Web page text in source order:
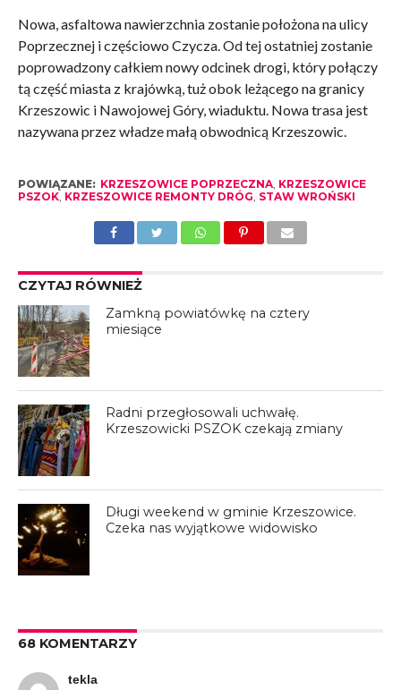
Nowa, asfaltowa nawierzchnia zostanie położona na ulicy
Poprzecznej i częściowo Czycza. Od tej ostatniej zostanie
poprowadzony całkiem nowy odcinek drogi, który połączy
tą część miasta z krajówką, tuż obok leżącego na granicy
Krzeszowic i Nawojowej Góry, wiaduktu. Nowa trasa jest
nazywana przez władze małą obwodnicą Krzeszowic.
POWIĄZANE: KRZESZOWICE POPRZECZNA, KRZESZOWICE
PSZOK, KRZESZOWICE REMONTY DRÓG STAW WROŃSKI
CZYTAJ RÓWNIEŻ
Zamkną powiatówkę na cztery
miesiące
Radni przegłosowali uchwałę.
Krzeszowicki PSZOK czekają zmiany
Długi weekend w gminie Krzeszowice.
Czeka nas wyjątkowe widowisko
68 KOMENTARZY
tekla